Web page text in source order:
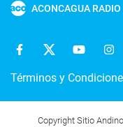
ACONCAGUA RADIO
Términos y
Copyright Sitio